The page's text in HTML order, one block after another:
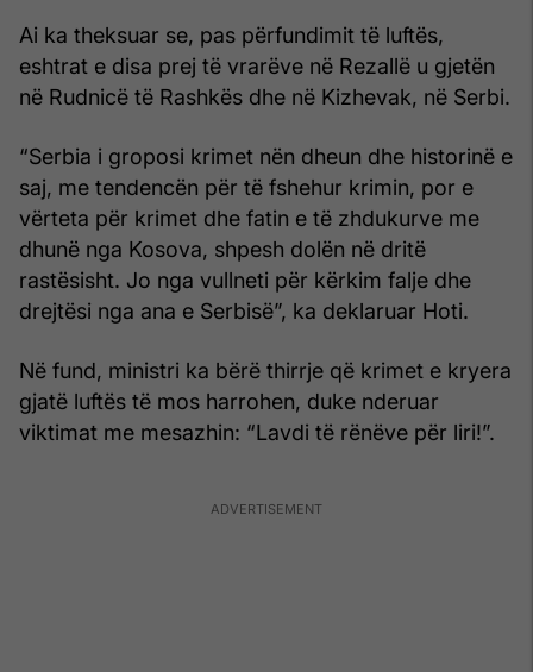
Ai ka theksuar se, pas përfundimit të luftës,
eshtrat e disa prej të vrarëve në Rezallë u gjetën
në Rudnicë të Rashkës dhe në Kizhevak, në Serbi.
“Serbia i groposi krimet nën dheun dhe historinë e
saj, me tendencën për të fshehur krimin, por e
vërteta për krimet dhe fatin e të zhdukurve me
dhunë nga Kosova, shpesh dolën në dritë
rastësisht. Jo nga vullneti për kërkim falje dhe
drejtësi nga ana e Serbisë”, ka deklaruar Hoti.
Në fund, ministri ka bërë thirrje që krimet e kryera
gjatë luftës të mos harrohen, duke nderuar
viktimat me mesazhin: “Lavdi të rënëve për liri!”.